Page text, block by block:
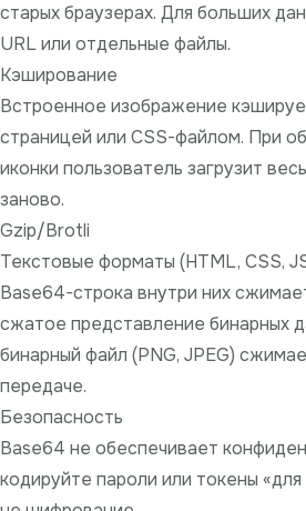
старых браузерах. Для больших
URL или отдельные файлы.
Кэширование
Встроенное изображение
страницей или CSS-файлом. При
иконки пользователь загрузит
заново.
Gzip/Brotli
Текстовые форматы (HTML, CSS,
Base64-строка внутри них
сжатое представление бинарных
бинарный файл (PNG, JPEG)
передаче.
Безопасность
Base64 не обеспечивает
кодируйте пароли или токены